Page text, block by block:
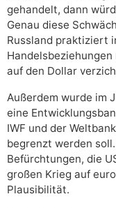
gehandelt, dann
Genau diese
Russland praktiziert
auf den Dollar
Außerdem wurde im
eine
IWF und der
begrenzt werden
Befürchtungen, die
großen Krieg auf
Plausibilität.